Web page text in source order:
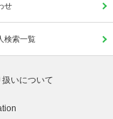
せ
検索一覧
いについて